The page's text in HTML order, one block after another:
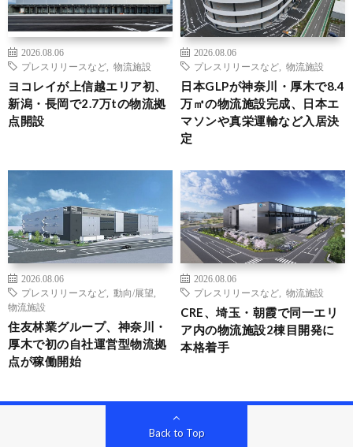
2026.08.06
プレスリリースなど
物流施設
ヨコレイが上信越エリア初、
新潟・長岡で2.7万tの物流拠
点開設
2026.08.06
プレスリリースなど
物流施設
日本GLPが神奈川・厚木で8.4
万㎡の物流施設完成、日本エ
マソンや真栄運輸など入居決
定
2026.08.06
プレスリリースなど
動向/展望
物流施設
住友林業グループ、神奈川・
厚木で初の自社運営型物流拠
点が稼働開始
2026.08.06
プレスリリースなど
物流施設
CRE、埼玉・朝霞で同一エリ
ア内の物流施設2棟目開発に
本格着手
Back to Top